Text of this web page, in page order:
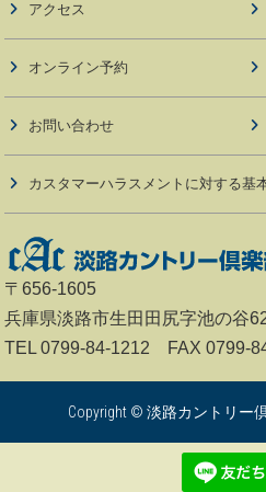
アクセス
オンライン予約
お問い合わせ
カスタマーハラスメントに対する基
〒656-1605
兵庫県淡路市生田田尻字池の谷
TEL 0799-84-1212 FAX 0799-
Copyright © 淡路カントリー